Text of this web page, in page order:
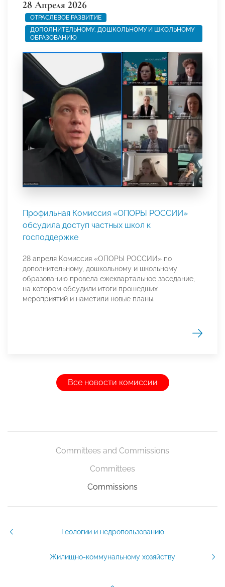
28 Апреля 2026
ОТРАСЛЕВОЕ РАЗВИТИЕ
ДОПОЛНИТЕЛЬНОМУ, ДОШКОЛЬНОМУ И ШКОЛЬНОМУ
ОБРАЗОВАНИЮ
Профильная Комиссия «ОПОРЫ РОССИИ»
обсудила доступ частных школ к
господдержке
28 апреля Комиссия «ОПОРЫ РОССИИ» по
дополнительному, дошкольному и школьному
образованию провела ежеквартальное заседание,
на котором обсудили итоги прошедших
мероприятий и наметили новые планы.
Все новости комиссии
Committees and Commissions
Committees
Commissions
Геологии и недропользованию
Жилищно-коммунальному хозяйству